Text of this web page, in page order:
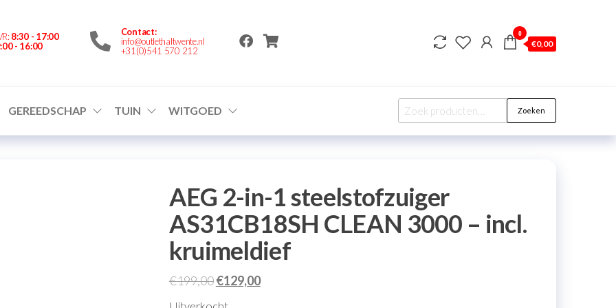
8:30 - 17:00
- 16:00
Contact:
info@outlethaltwente.nl
+31(0)541 570 212
0
€0,00
GEREEDSCHAP TUIN WITGOED Zoeken
AEG 2-in-1 steelstofzuiger
AS31CB18SH CLEAN 3000 – incl.
kruimeldief
€199,00€129,00